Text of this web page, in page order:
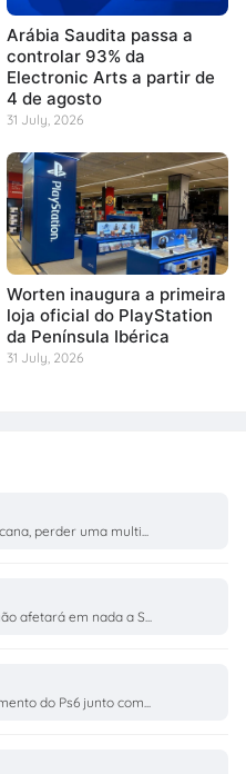
Arábia Saudita passa a
controlar 93% da
Electronic Arts a partir de
4 de agosto
31 July, 2026
Worten inaugura a primeira
loja oficial do PlayStation
da Península Ibérica
31 July, 2026
perder uma multi...
afetará em nada a S...
do Ps6 junto com...